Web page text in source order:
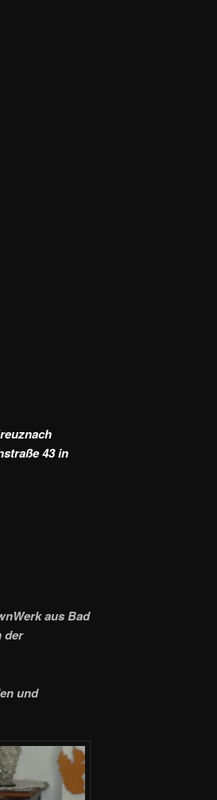
43 in
aus Bad
der
und